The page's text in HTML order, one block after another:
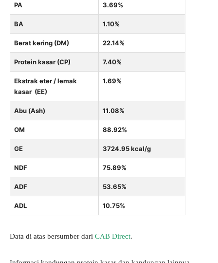
PA 3.69%
BA 1.10%
Berat kering (DM) 22.14%
Protein kasar (CP) 7.40%
Ekstrak eter / lemak
kasar (EE)
1.69%
Abu (Ash) 11.08%
OM 88.92%
GE 3724.95 kcal/g
NDF 75.89%
ADF 53.65%
ADL 10.75%
Data di atas bersumber dari CAB Direct.